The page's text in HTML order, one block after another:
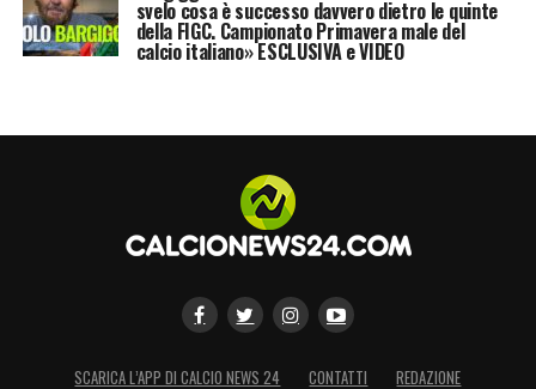
svelo cosa è successo davvero dietro le quinte
della FIGC. Campionato Primavera male del
calcio italiano» ESCLUSIVA e VIDEO
SCARICA L’APP DI CALCIO NEWS 24 CONTATTI REDAZIONE